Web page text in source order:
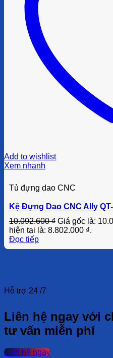
Add to wishlist
Xem nhanh
Tủ đựng dao CNC
Kệ Đựng Dao CNC Ally
10.092.600₫ Giá gốc là:
hiện tại là: 8.802.000 ₫.
Đọc tiếp
Hỗ trợ 24 /7
Liên hệ ngay với
tư vấn miễn phí
Liên hệ ngay